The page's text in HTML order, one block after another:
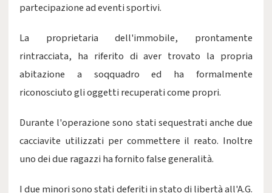
partecipazione ad eventi sportivi.
La proprietaria dell'immobile, prontamente
rintracciata, ha riferito di aver trovato la propria
abitazione a soqquadro ed ha formalmente
riconosciuto gli oggetti recuperati come propri.
Durante l'operazione sono stati sequestrati anche due
cacciavite utilizzati per commettere il reato. Inoltre
uno dei due ragazzi ha fornito false generalità.
I due minori sono stati deferiti in stato di libertà all'A.G.